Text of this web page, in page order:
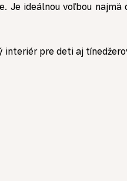
Je ideálnou voľbou najmä
interiér pre deti aj